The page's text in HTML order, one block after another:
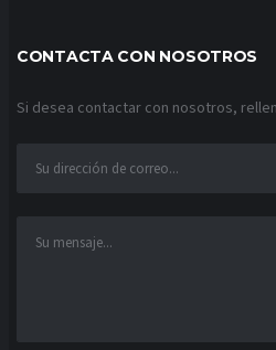
CONTACTA CON NOSOTROS
Si desea contactar con nosotros,